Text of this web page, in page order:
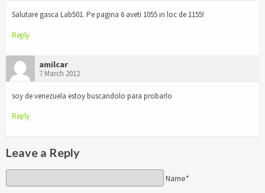
Salutare gasca Lab501. Pe pagina 6 aveti 1055 in loc de 1155!
Reply
amilcar
7 March 2012
soy de venezuela estoy buscandolo para probarlo
Reply
Leave a Reply
Name*